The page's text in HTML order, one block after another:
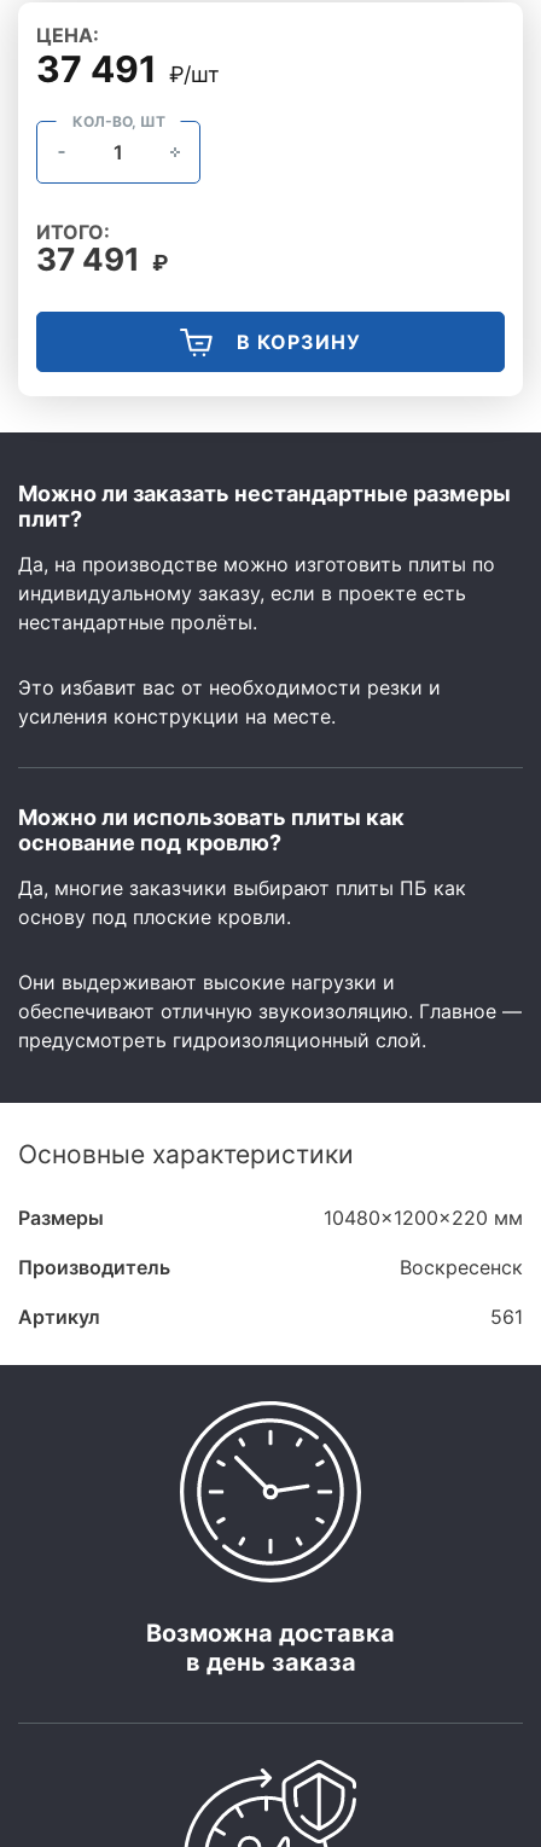
ЦЕНА:
37 491 ₽/шт
КОЛ-ВО, ШТ
ИТОГО:
37 491 ₽
В КОРЗИНУ
Можно ли заказать нестандартные размеры
плит?
Да, на производстве можно изготовить плиты по
индивидуальному заказу, если в проекте есть
нестандартные пролёты.
Это избавит вас от необходимости резки и
усиления конструкции на месте.
Можно ли использовать плиты как
основание под кровлю?
Да, многие заказчики выбирают плиты ПБ как
основу под плоские кровли.
Они выдерживают высокие нагрузки и
обеспечивают отличную звукоизоляцию. Главное —
предусмотреть гидроизоляционный слой.
Основные характеристики
Размеры 10480x1200x220 мм
Производитель Воскресенск
Артикул 561
Возможна доставка
в день заказа